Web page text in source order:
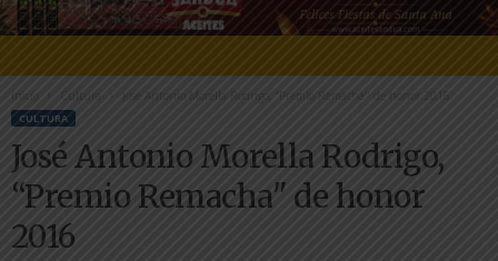
Inicio Cultura José Antonio Morella Rodrigo, “Premio Remacha" de honor 2016
CULTURA
José Antonio Morella Rodrigo,
“Premio Remacha" de honor
2016